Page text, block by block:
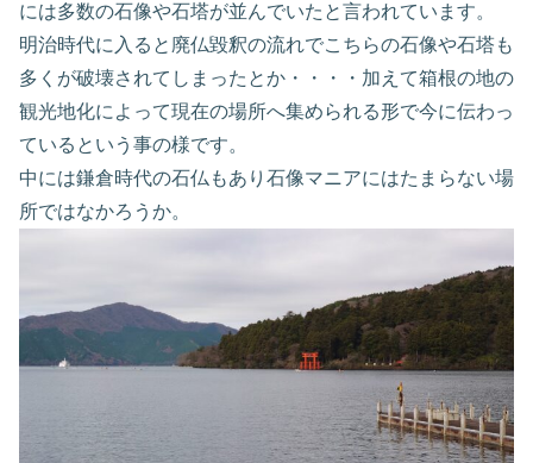
には多数の石像や石塔が並んでいたと言われています。
明治時代に入ると廃仏毀釈の流れでこちらの石像や石塔も
多くが破壊されてしまったとか・・・・加えて箱根の地の
観光地化によって現在の場所へ集められる形で今に伝わっ
ているという事の様です。
中には鎌倉時代の石仏もあり石像マニアにはたまらない場
所ではなかろうか。